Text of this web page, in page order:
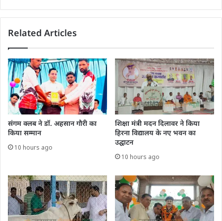
Related Articles
संगम क्लब ने डॉ. अहसान गौरी का
किया सम्मान
10 hours ago
शिक्षा मंत्री मदन दिलावर ने किया
हिरना विद्यालय के नए भवन का
उद्घाटन
10 hours ago